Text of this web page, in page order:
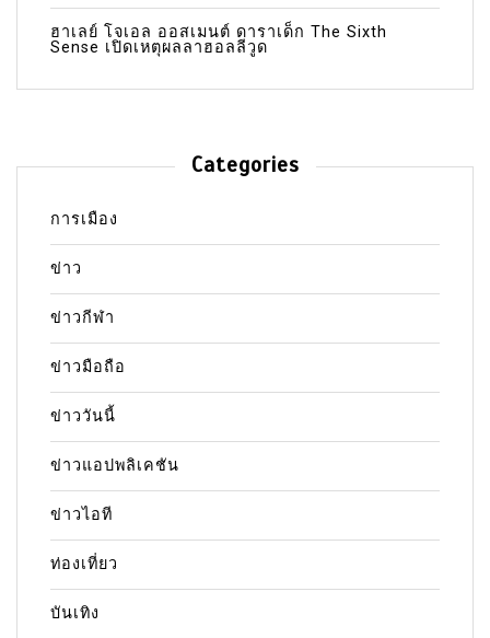
ฮาเลย์ โจเอล ออสเมนต์ ดาราเด็ก The Sixth
Sense เปิดเหตุผลลาฮอลลีวูด
Categories
การเมือง
ข่าว
ข่าวกีฬา
ข่าวมือถือ
ข่าววันนี้
ข่าวแอปพลิเคชัน
ข่าวไอที
ท่องเที่ยว
บันเทิง